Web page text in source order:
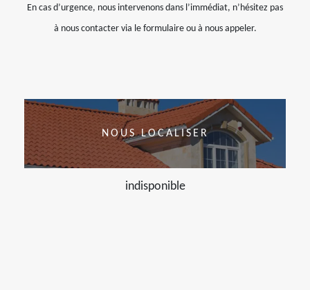
En cas d’urgence, nous intervenons dans l’immédiat, n’hésitez pas
à nous contacter via le formulaire ou à nous appeler.
NOUS LOCALISER
indisponible